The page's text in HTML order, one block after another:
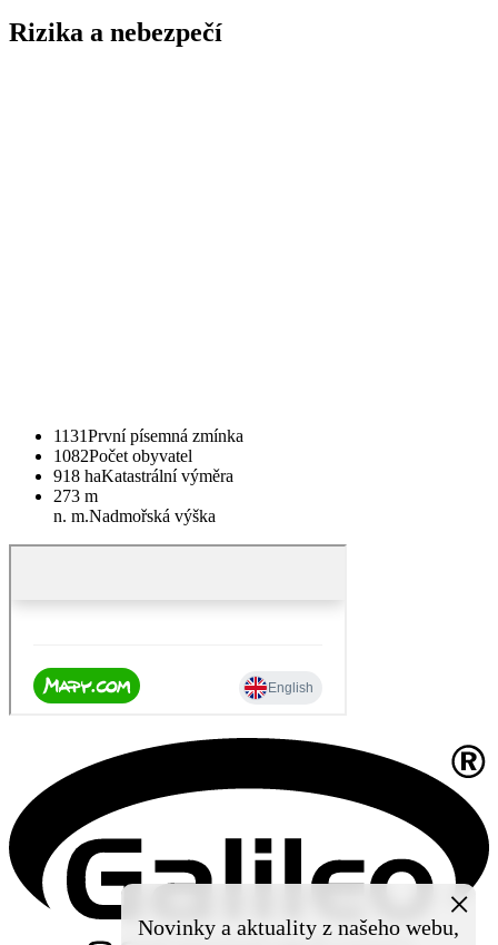
Novinky a aktuality z našeho webu,
×
Rizika a nebezpečí
1131První písemná zmínka
1082Počet obyvatel
918 haKatastrální výměra
273 m
n. m.Nadmořská výška